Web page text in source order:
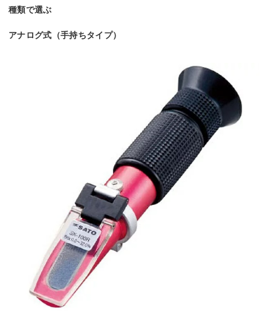
種類で選ぶ
アナログ式（手持ちタイプ）